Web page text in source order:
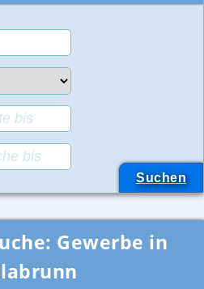
Gewerbe in